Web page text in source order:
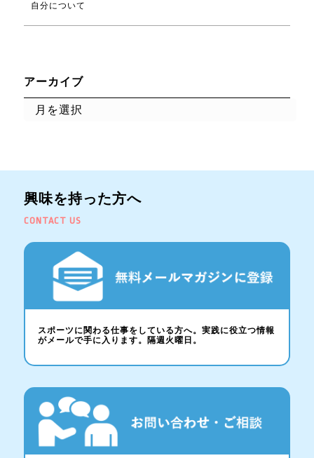
自分について
アーカイブ
興味を持った方へ
CONTACT US
スポーツに関わる仕事をしている方へ。実践に役立つ情報
がメールで手に入ります。隔週火曜日。